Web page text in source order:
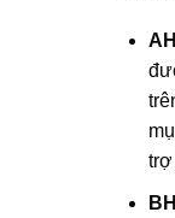
trợ